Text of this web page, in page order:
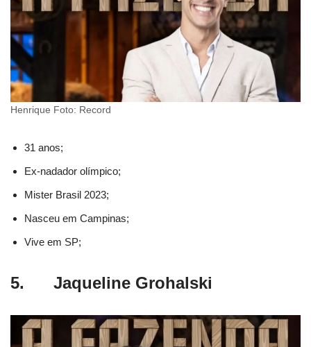
Henrique Foto: Record
31 anos;
Ex-nadador olímpico;
Mister Brasil 2023;
Nasceu em Campinas;
Vive em SP;
5. Jaqueline Grohalski